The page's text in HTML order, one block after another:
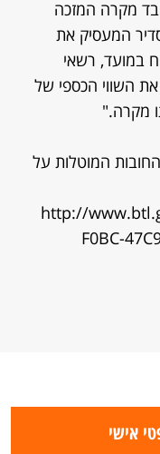
מקרה המזכה
המעסיק את
במועד, רשאי
השווי הכספי של
מקרה."
המוטלות על
http://
F0BC-
אישי